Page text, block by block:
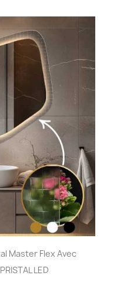
Master Flex Avec
LED